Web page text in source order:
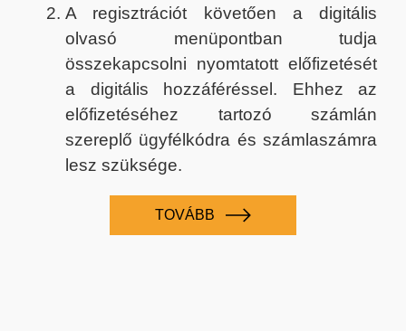
A regisztrációt követően a digitális
olvasó menüpontban tudja
összekapcsolni nyomtatott előfizetését
a digitális hozzáféréssel. Ehhez az
előfizetéséhez tartozó számlán
szereplő ügyfélkódra és számlaszámra
lesz szüksége.
TOVÁBB